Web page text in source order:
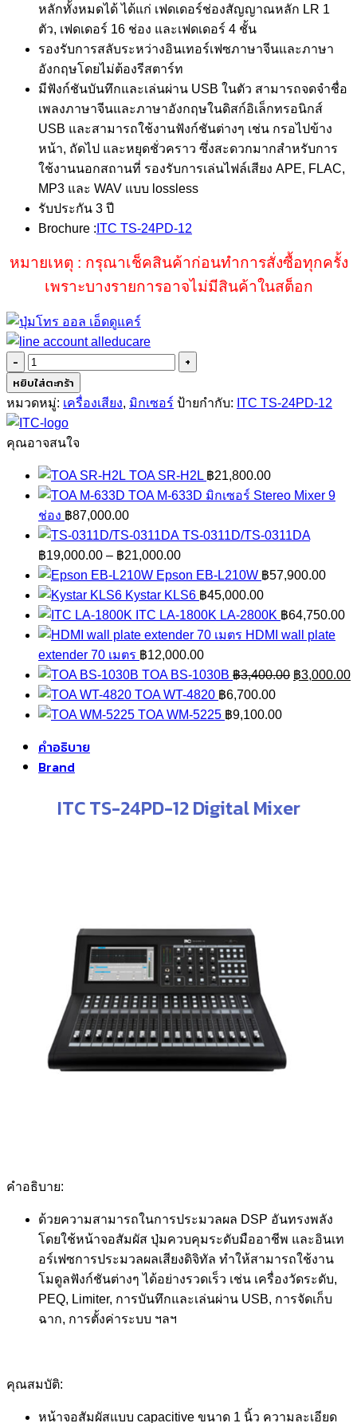
หลักทั้งหมดได้ ได้แก่ เฟดเดอร์ช่องสัญญาณหลัก LR 1
ตัว, เฟดเดอร์ 16 ช่อง และเฟดเดอร์ 4 ชั้น
รองรับการสลับระหว่างอินเทอร์เฟซภาษาจีนและภาษา
อังกฤษโดยไม่ต้องรีสตาร์ท
มีฟังก์ชันบันทึกและเล่นผ่าน USB ในตัว สามารถจดจำชื่อ
เพลงภาษาจีนและภาษาอังกฤษในดิสก์อิเล็กทรอนิกส์
USB และสามารถใช้งานฟังก์ชันต่างๆ เช่น กรอไปข้าง
หน้า, ถัดไป และหยุดชั่วคราว ซึ่งสะดวกมากสำหรับการ
ใช้งานนอกสถานที่ รองรับการเล่นไฟล์เสียง APE, FLAC,
MP3 และ WAV แบบ lossless
รับประกัน 3 ปี
Brochure : ITC TS-24PD-12
หมายเหตุ : กรุณาเช็คสินค้าก่อนทำการสั่งซื้อทุกครั้ง
เพราะบางรายการอาจไม่มีสินค้าในสต็อก
จำนวน
ITC
TS-
24PD-
12
หยิบใส่ตะกร้า
หมวดหมู่: เครื่องเสียง, มิกเซอร์ ป้ายกำกับ: ITC TS-24PD-12
คุณอาจสนใจ
TOA SR-H2L ฿21,800.00
TOA M-633D มิกเซอร์ Stereo Mixer 9
ช่อง ฿87,000.00
TS-0311D/TS-0311DA
฿19,000.00 – ฿21,000.00Price
range:
฿19,000.00
through
฿21,000.00
Epson EB-L210W ฿57,900.00
Kystar KLS6 ฿45,000.00
ITC LA-1800K LA-2800K ฿64,750.00
HDMI wall plate
extender 70 เมตร ฿12,000.00
TOA BS-1030B ฿3,400.00 Original
฿3,000.00
TOA WT-4820 ฿6,700.00
TOA WM-5225 ฿9,100.00
คำอธิบาย
Brand
ITC TS-24PD-12 Digital Mixer
คำอธิบาย:
ด้วยความสามารถในการประมวลผล DSP อันทรงพลัง
โดยใช้หน้าจอสัมผัส ปุ่มควบคุมระดับมืออาชีพ และอินเท
อร์เฟซการประมวลผลเสียงดิจิทัล ทำให้สามารถใช้งาน
โมดูลฟังก์ชันต่างๆ ได้อย่างรวดเร็ว เช่น เครื่องวัดระดับ,
PEQ, Limiter, การบันทึกและเล่นผ่าน USB, การจัดเก็บ
ฉาก, การตั้งค่าระบบ ฯลฯ
คุณสมบัติ:
หน้าจอสัมผัสแบบ capacitive ขนาด 1 นิ้ว ความละเอียด